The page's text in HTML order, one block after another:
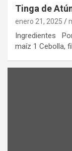
Tinga de
enero 21, 2025
Ingredientes
maíz 1 Cebolla,